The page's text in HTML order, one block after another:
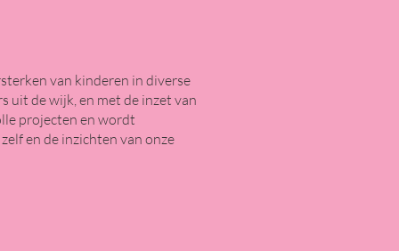
van kinderen in diverse
uit de wijk, en met de inzet van
projecten en wordt
en de inzichten van onze